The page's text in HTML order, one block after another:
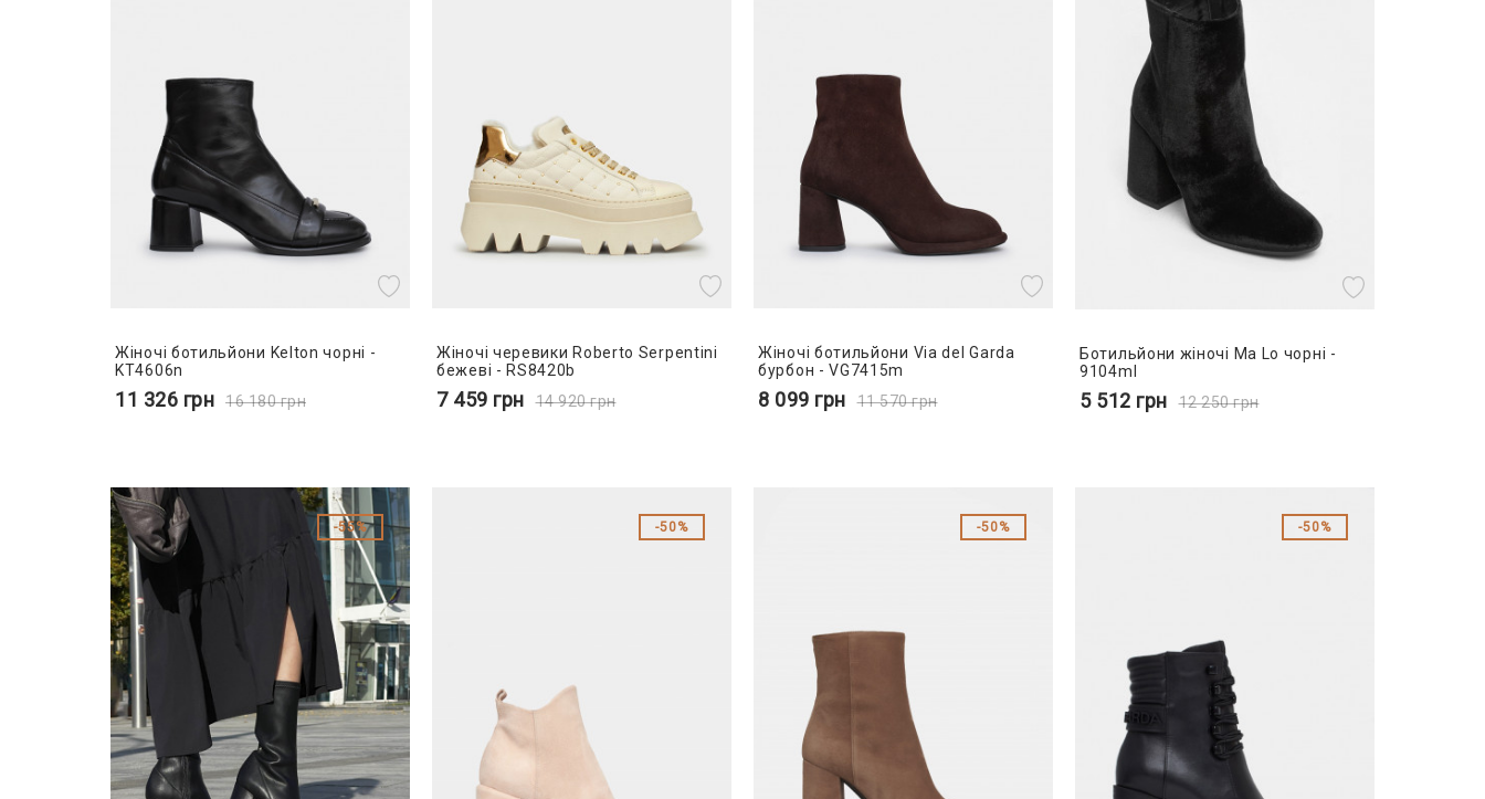
Жіночі ботильйони Kelton чорні -
KT4606n
11 326 грн 16 180грн
Жіночі черевики Roberto Serpentini
бежеві - RS8420b
7 459 грн 14 920грн
Жіночі ботильйони Via del Garda
бурбон - VG7415m
8 099 грн 11 570грн
Ботильйони жіночі Ma Lo чорні -
9104ml
5 512 грн 12 250грн
55% 50% 50% 50%